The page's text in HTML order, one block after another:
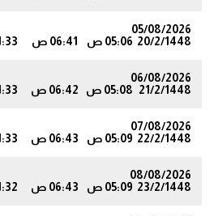
05/08/2026
20/2/1448 05:06 ص 06:41 ص
06/08/2026
21/2/1448 05:08 ص 06:42 ص
07/08/2026
22/2/1448 05:09 ص 06:43 ص
08/08/2026
23/2/1448 05:09 ص 06:43 ص